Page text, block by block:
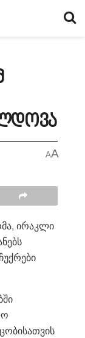
AA
ირაკლი